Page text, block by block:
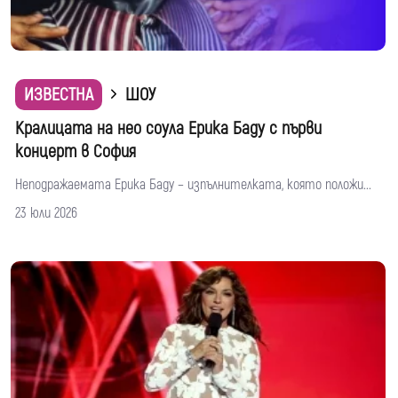
ИЗВЕСТНА
ШОУ
Кралицата на нео соула Ерика Баду с първи
концерт в София
Неподражаемата Ерика Баду – изпълнителката, която положи...
23 юли 2026